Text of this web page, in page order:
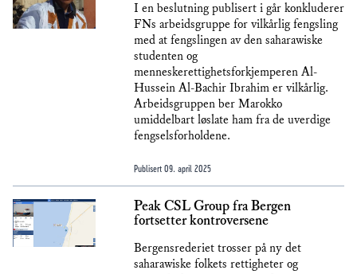
I en beslutning publisert i går konkluderer
FNs arbeidsgruppe for vilkårlig fengsling
med at fengslingen av den saharawiske
studenten og
menneskerettighetsforkjemperen Al-
Hussein Al-Bachir Ibrahim er vilkårlig.
Arbeidsgruppen ber Marokko
umiddelbart løslate ham fra de uverdige
fengselsforholdene.
Publisert 09. april 2025
Peak CSL Group fra Bergen
fortsetter kontroversene
Bergensrederiet trosser på ny det
saharawiske folkets rettigheter og